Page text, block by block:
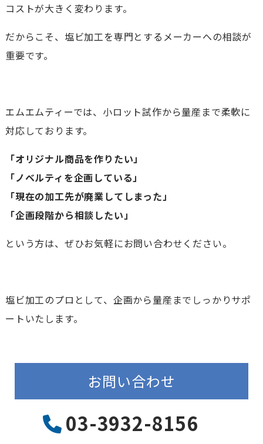
コストが大きく変わります。
だからこそ、塩ビ加工を専門とするメーカーへの相談が
重要です。
エムエムティーでは、小ロット試作から量産まで柔軟に
対応しております。
「オリジナル商品を作りたい」
「ノベルティを企画している」
「現在の加工先が廃業してしまった」
「企画段階から相談したい」
という方は、ぜひお気軽にお問い合わせください。
塩ビ加工のプロとして、企画から量産までしっかりサポ
ートいたします。
お問い合わせ
03-3932-8156